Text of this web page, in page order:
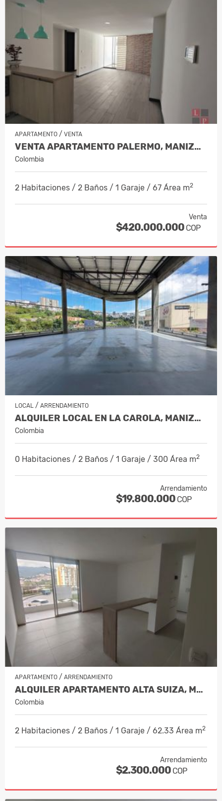
APARTAMENTO / VENTA
VENTA APARTAMENTO PALERMO, MANIZALE…
Colombia
2 Habitaciones / 2 Baños / 1 Garaje / 67 Área m2
Venta
$420.000.000 COP
LOCAL / ARRENDAMIENTO
ALQUILER LOCAL EN LA CAROLA, MANIZALES…
Colombia
0 Habitaciones / 2 Baños / 1 Garaje / 300 Área m2
Arrendamiento
$19.800.000 COP
APARTAMENTO / ARRENDAMIENTO
ALQUILER APARTAMENTO ALTA SUIZA, MANI…
Colombia
2 Habitaciones / 2 Baños / 1 Garaje / 62.33 Área m2
Arrendamiento
$2.300.000 COP